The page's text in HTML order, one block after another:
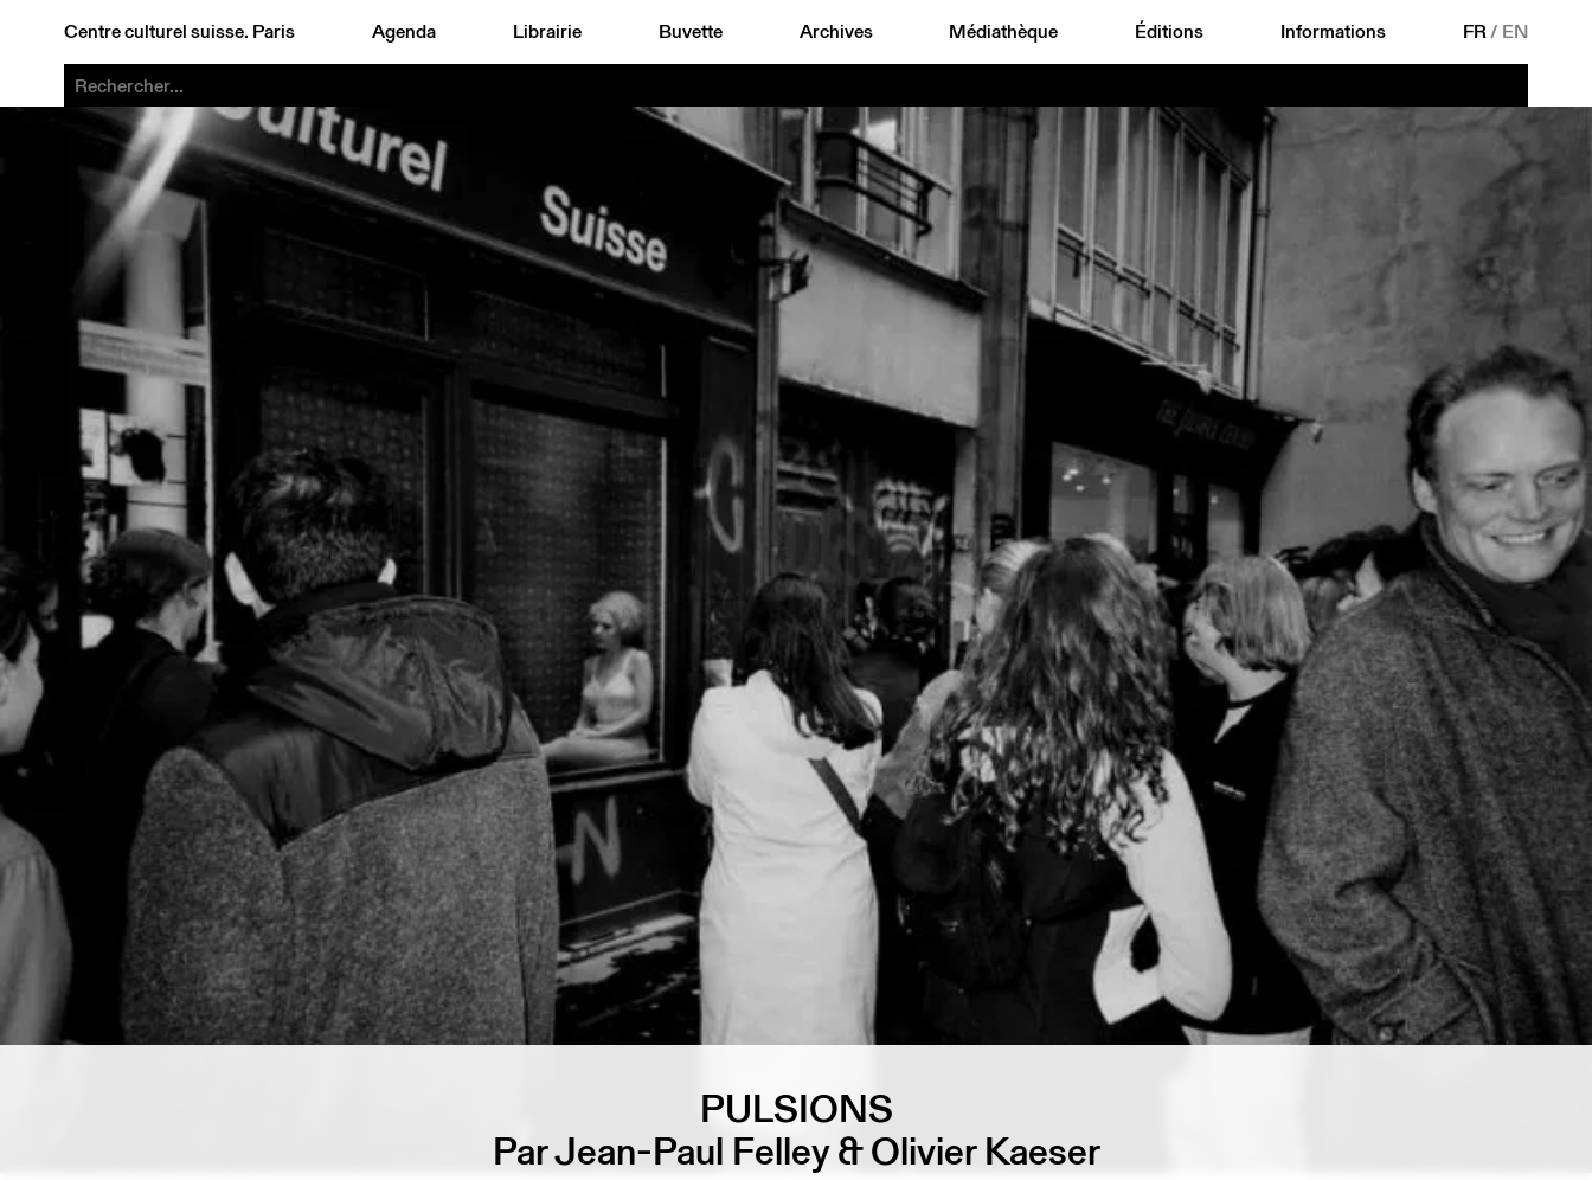
Centre culturel suisse. Paris Agenda Librairie Buvette Archives Médiathèque Éditions Informations FR/ EN
PULSIONS
Par Jean-Paul Felley & Olivier Kaeser